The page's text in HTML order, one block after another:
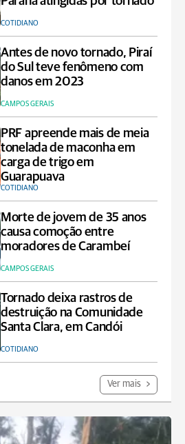
COTIDIANO
Antes de novo tornado, Piraí
do Sul teve fenômeno com
danos em 2023
CAMPOS GERAIS
PRF apreende mais de meia
tonelada de maconha em
carga de trigo em
Guarapuava
COTIDIANO
Morte de jovem de 35 anos
causa comoção entre
moradores de Carambeí
CAMPOS GERAIS
Tornado deixa rastros de
destruição na Comunidade
Santa Clara, em Candói
COTIDIANO
Ver mais